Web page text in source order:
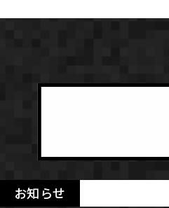
お知らせ